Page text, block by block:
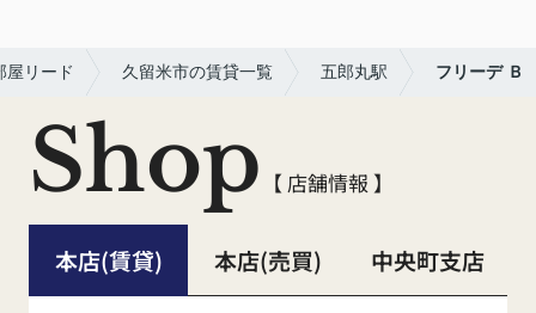
屋リード 久留米市の賃貸一覧 五郎丸駅 フリーデ Ｂ
Shop 【 店舗情報 】
本店(賃貸) 本店(売買) 中央町支店